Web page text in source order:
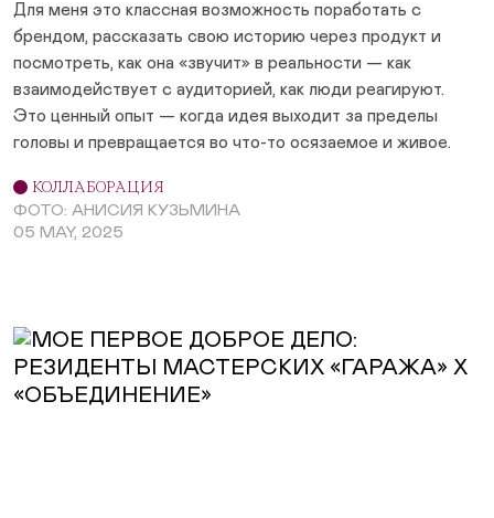
Для меня это классная возможность поработать с
брендом, рассказать свою историю через продукт и
посмотреть, как она «звучит» в реальности — как
взаимодействует с аудиторией, как люди реагируют.
Это ценный опыт — когда идея выходит за пределы
головы и превращается во что-то осязаемое и живое.
КОЛЛАБОРАЦИЯ
ФОТО: АНИСИЯ КУЗЬМИНА
05 MAY, 2025